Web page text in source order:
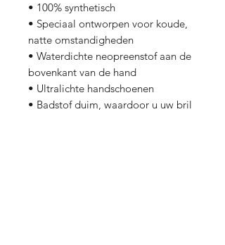
• 100% synthetisch
• Speciaal ontworpen voor koude,
natte omstandigheden
• Waterdichte neopreenstof aan de
bovenkant van de hand
• Ultralichte handschoenen
• Badstof duim, waardoor u uw bril